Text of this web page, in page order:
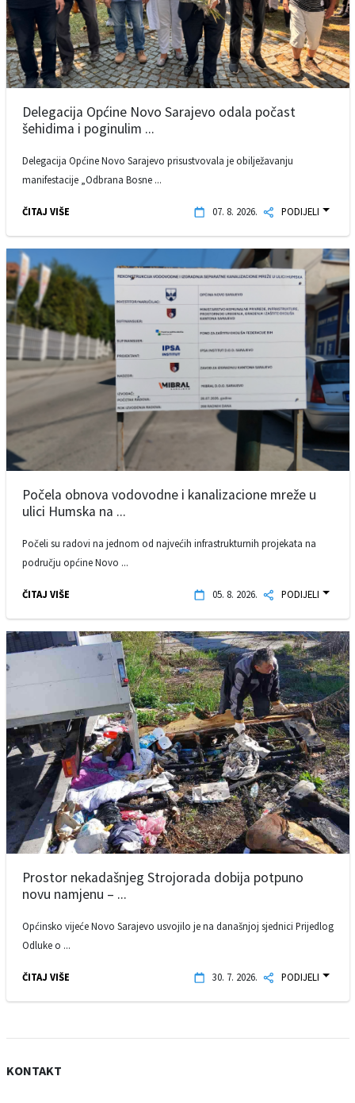
Delegacija Općine Novo Sarajevo odala počast
šehidima i poginulim ...
Delegacija Općine Novo Sarajevo prisustvovala je obilježavanju
manifestacije „Odbrana Bosne ...
ČITAJ VIŠE 07. 8. 2026. PODIJELI
Počela obnova vodovodne i kanalizacione mreže u
ulici Humska na ...
Počeli su radovi na jednom od najvećih infrastrukturnih projekata na
području općine Novo ...
ČITAJ VIŠE 05. 8. 2026. PODIJELI
Prostor nekadašnjeg Strojorada dobija potpuno
novu namjenu – ...
Općinsko vijeće Novo Sarajevo usvojilo je na današnjoj sjednici Prijedlog
Odluke o ...
ČITAJ VIŠE 30. 7. 2026. PODIJELI
KONTAKT